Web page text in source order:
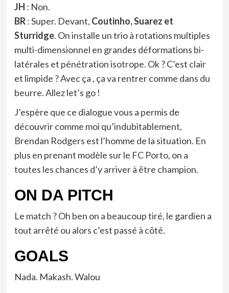
JH : Non.
BR: Super. Devant, Coutinho, Suarez et
Sturridge. On installe un trio à rotations multiples
multi-dimensionnel en grandes déformations bi-
latérales et pénétration isotrope. Ok ? C’est clair
et limpide ? Avec ça , ça va rentrer comme dans du
beurre. Allez let’s go !
J’espère que ce dialogue vous a permis de
découvrir comme moi qu’indubitablement,
Brendan Rodgers est l’homme de la situation. En
plus en prenant modèle sur le FC Porto, on a
toutes les chances d’y arriver à être champion.
ON DA PITCH
Le match ? Oh ben on a beaucoup tiré, le gardien a
tout arrêté ou alors c’est passé à côté.
GOALS
Nada. Makash. Walou